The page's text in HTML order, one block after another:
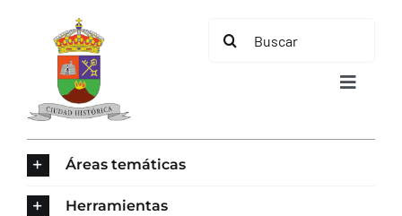
contenido
Buscar:
Toggle
Áreas temáticas
Herramientas